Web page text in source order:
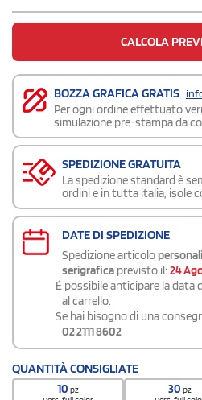
CALCOLA
BOZZA GRAFICA GRATIS
Per ogni ordine effettuato
simulazione pre-stampa da
SPEDIZIONE GRATUITA
La spedizione standard è
ordini e in tutta italia, isole
DATE DI SPEDIZIONE
Spedizione articolo
serigrafica previsto il: 24
É possibileanticipare la data
al carrello.
Se hai bisogno di una
02 2111 8602
QUANTITÀ CONSIGLIATE
10pz
30pz